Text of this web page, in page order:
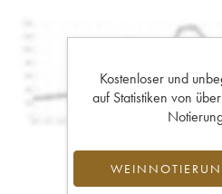
Kostenloser und
auf Statistiken von